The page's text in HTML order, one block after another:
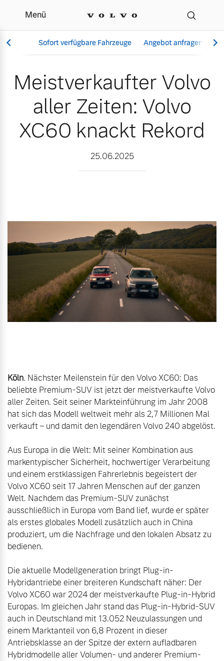
Meistverkaufter Volvo
Menü
Sofort verfügbare Fahrzeuge Angebot anfragen
Vollelektrisch
6 Modelle
Mild-Hybrid
Konnektivität
Fahrzeug konfigurieren
Sofort verfügbare Fahrzeuge
Gebrauchtwagen
Die Neuwagenalternative
Mehr erfahren
Editionsmodelle
Aktuelle Angebote
Geschäftskunden
Volvo Gebrauchtwagenbörse
Gebrauchtwagen
Volvo kauft Ihr Auto
Aktuelle Serviceangebote
Service by Volvo
Sie erhalten bei uns eine
Vielzahl von Original
Volvo Winter- und
Sommer Kompletträder.
Bitte sprechen Sie uns
direkt an.
Mehr erfahren
Frühjahrscheck
Entdecken Sie unsere
saisonalen Angebote.
Mehr erfahren
Unser Team
Kontakt und Anfahrt
Unsere News & Events
Meistverkaufter Volvo
aller Zeiten: Volvo
XC60 knackt Rekord
25.06.2025
Köln. Nächster Meilenstein für den Volvo XC60: Das
beliebte Premium-SUV ist jetzt der meistverkaufte Volvo
aller Zeiten. Seit seiner Markteinführung im Jahr 2008
hat sich das Modell weltweit mehr als 2,7 Millionen Mal
verkauft – und damit den legendären Volvo 240 abgelöst.
Aus Europa in die Welt: Mit seiner Kombination aus
markentypischer Sicherheit, hochwertiger Verarbeitung
und einem erstklassigen Fahrerlebnis begeistert der
Volvo XC60 seit 17 Jahren Menschen auf der ganzen
Welt. Nachdem das Premium-SUV zunächst
ausschließlich in Europa vom Band lief, wurde er später
als erstes globales Modell zusätzlich auch in China
produziert, um die Nachfrage und den lokalen Absatz zu
bedienen.
Die aktuelle Modellgeneration bringt Plug-in-
Hybridantriebe einer breiteren Kundschaft näher: Der
Volvo XC60 war 2024 der meistverkaufte Plug-in-Hybrid
Europas. Im gleichen Jahr stand das Plug-in-Hybrid-SUV
auch in Deutschland mit 13.052 Neuzulassungen und
einem Marktanteil von 6,8 Prozent in dieser
Antriebsklasse an der Spitze der extern aufladbaren
Hybridmodelle aller Volumen- und anderer Premium-